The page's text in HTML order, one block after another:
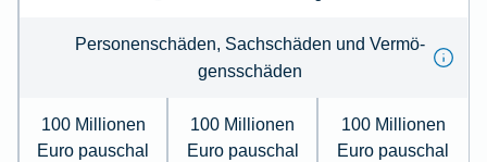
Per­so­nenschäden, Sachschäden und Ver­mö­
gens­schä­den
100 Millionen
Euro pauschal
100 Millionen
Euro pauschal
100 Millionen
Euro pauschal